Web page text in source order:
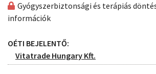
Gyógyszerbiztonsági és terápiás
információk
OÉTI BEJELENTŐ:
Vitatrade Hungary Kft.